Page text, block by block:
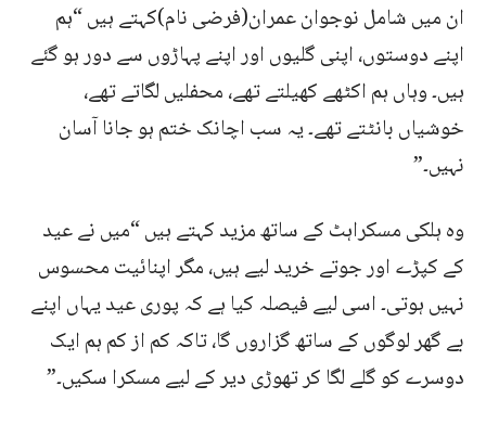
ان میں شامل نوجوان عمران(فرضی نام)کہتے ہیں “ہم
اپنے دوستوں، اپنی گلیوں اور اپنے پہاڑوں سے دور ہو گئے
ہیں۔ وہاں ہم اکٹھے کھیلتے تھے، محفلیں لگاتے تھے،
خوشیاں بانٹتے تھے۔ یہ سب اچانک ختم ہو جانا آسان
نہیں۔”
وہ ہلکی مسکراہٹ کے ساتھ مزید کہتے ہیں “میں نے عید
کے کپڑے اور جوتے خرید لیے ہیں، مگر اپنائیت محسوس
نہیں ہوتی۔ اسی لیے فیصلہ کیا ہے کہ پوری عید یہاں اپنے
بے گھر لوگوں کے ساتھ گزاروں گا، تاکہ کم از کم ہم ایک
دوسرے کو گلے لگا کر تھوڑی دیر کے لیے مسکرا سکیں۔”